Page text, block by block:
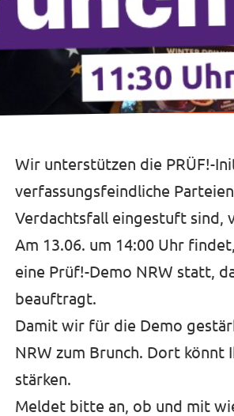
Wir unterstützen die PRÜF!-
verfassungsfeindliche
Verdachtsfall eingestuft sind,
Am 13.06. um 14:00 Uhr
eine Prüf!-Demo NRW statt,
beauftragt.
Damit wir für die Demo
NRW zum Brunch. Dort könnt
stärken.
Meldet bitte an, ob und mit